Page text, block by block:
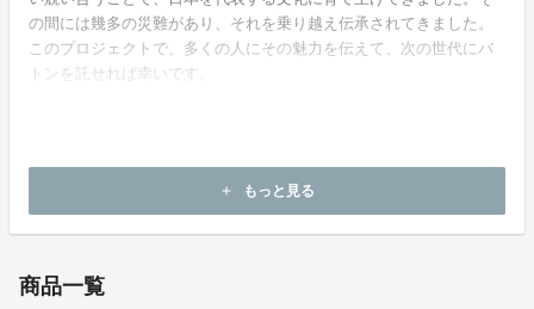
の間には幾多の災難があり、それを乗り越え伝承されてきました。
このプロジェクトで、多くの人にその魅力を伝えて、次の世代にバ
トンを託せれば幸いです。
add もっと見る
商品一覧